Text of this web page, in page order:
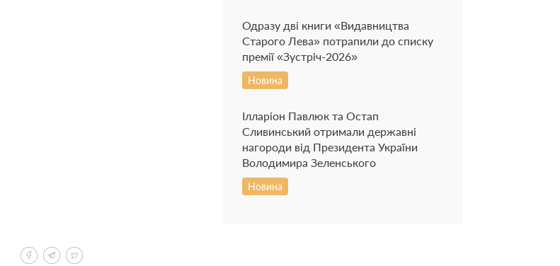
Одразу дві книги «Видавництва
Старого Лева» потрапили до списку
премії «Зустріч-2026»
Новина
Ілларіон Павлюк та Остап
Сливинський отримали державні
нагороди від Президента України
Володимира Зеленського
Новина